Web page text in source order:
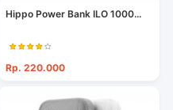
Hippo Power Bank ILO 1000...
Rp. 220.000